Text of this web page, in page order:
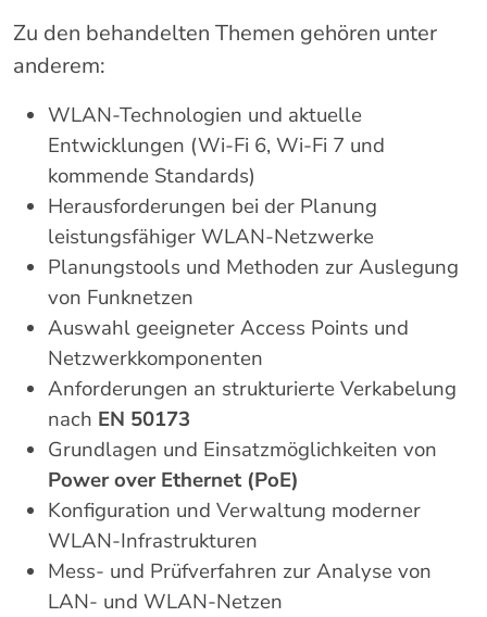
Zu den behandelten Themen gehören unter
anderem:
WLAN-Technologien und aktuelle
Entwicklungen (Wi-Fi 6, Wi-Fi 7 und
kommende Standards)
Herausforderungen bei der Planung
leistungsfähigerWLAN-Netzwerke
Planungstools und Methoden zurAuslegung
von Funknetzen
Auswahl geeigneterAccess Points und
Netzwerkkomponenten
Anforderungen an strukturierte Verkabelung
nach EN 50173
Grundlagen und Einsatzmöglichkeiten von
PoweroverEthernet (PoE)
Konfiguration und Verwaltung moderner
WLAN-Infrastrukturen
Mess- und Prüfverfahren zurAnalyse von
LAN- und WLAN-Netzen